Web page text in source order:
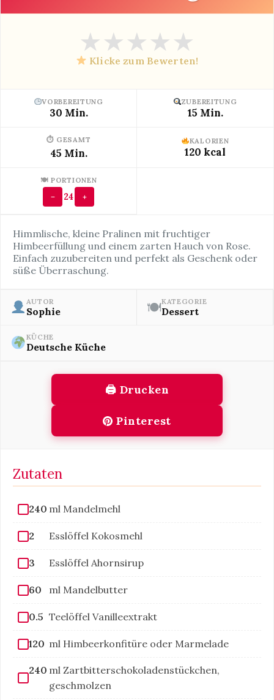
★★★★★
Klicke zum Bewerten!
VORBEREITUNG
30 Min.
ZUBEREITUNG
15 Min.
⏱ GESAMT
45 Min.
KALORIEN
120 kcal
🍽 PORTIONEN
− 24 +
Himmlische, kleine Pralinen mit fruchtiger
Himbeerfüllung und einem zarten Hauch von Rose.
Einfach zuzubereiten und perfekt als Geschenk oder
süße Überraschung.
AUTOR
Sophie 🍽KATEGORIE
Dessert
KÜCHE
Deutsche Küche
🖨 Drucken
Pinterest
Zutaten
240 ml Mandelmehl
2 Esslöffel Kokosmehl
3 Esslöffel Ahornsirup
60 ml Mandelbutter
0.5 Teelöffel Vanilleextrakt
120 ml Himbeerkonfitüre oder Marmelade
240 ml Zartbitterschokoladenstückchen,
geschmolzen